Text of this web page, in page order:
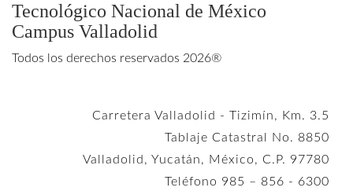
Tecnológico Nacional de México
Campus Valladolid
Todos los derechos reservados 2026®
Carretera Valladolid - Tizimín, Km. 3.5
Tablaje Catastral No. 8850
Valladolid, Yucatán, México, C.P. 97780
Teléfono 985 – 856 - 6300